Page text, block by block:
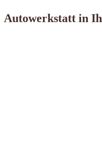
Autowerkstatt in